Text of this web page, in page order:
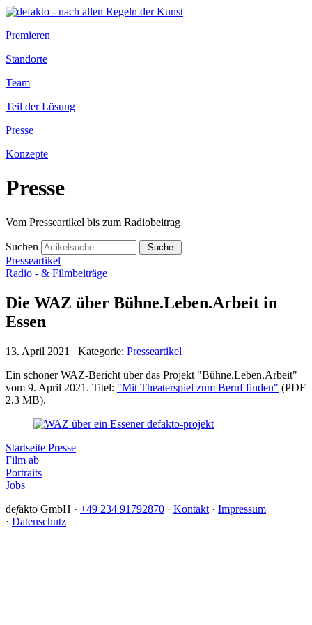
Premieren
Standorte
Team
Teil der Lösung
Presse
Konzepte
Presse
Vom Presseartikel bis zum Radiobeitrag
Suchen
Presseartikel
Radio - & Filmbeiträge
Die WAZ über Bühne.Leben.Arbeit in
Essen
13. April 2021 Kategorie: Presseartikel
Ein schöner WAZ-Bericht über das Projekt "Bühne.Leben.Arbeit"
vom 9. April 2021. Titel: "Mit Theaterspiel zum Beruf finden" (PDF
2,3 MB).
Startseite Presse
Film ab
Portraits
Jobs
defakto GmbH · +49 234 91792870 · Kontakt · Impressum
· Datenschutz